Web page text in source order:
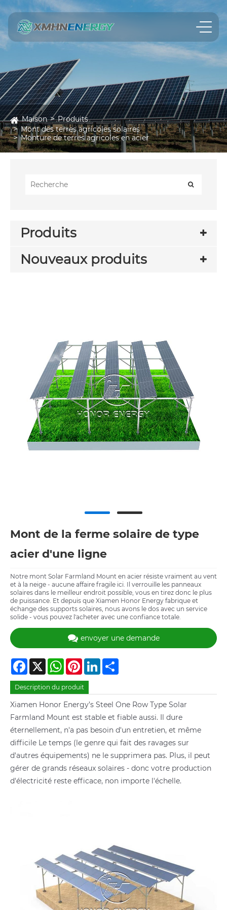
Maison
Produits
Mont des terres agricoles solaires
Monture de terres agricoles en acier
Produits
Nouveaux produits
Mont de la ferme solaire de type
acier d'une ligne
Notre mont Solar Farmland Mount en acier résiste vraiment au vent
et à la neige - aucune affaire fragile ici. Il verrouille les panneaux
solaires dans le meilleur endroit possible, vous en tirez donc le plus
de puissance. Et depuis que Xiamen Honor Energy fabrique et
échange des supports solaires, nous avons le dos avec un service
solide - vous pouvez l'acheter avec une confiance totale.
envoyer une demande
Facebook
X WhatsAppPinterestLinkedIn
Description du produit
Xiamen Honor Energy’s Steel One Row Type Solar
Farmland Mount est stable et fiable aussi. Il dure
éternellement, n'a pas besoin d'un entretien, et même
difficile Le temps (le genre qui fait des ravages sur
d'autres équipements) ne le supprimera pas. Plus, il peut
gérer de grands réseaux solaires - donc votre production
d'électricité reste efficace, non importe l'échelle.